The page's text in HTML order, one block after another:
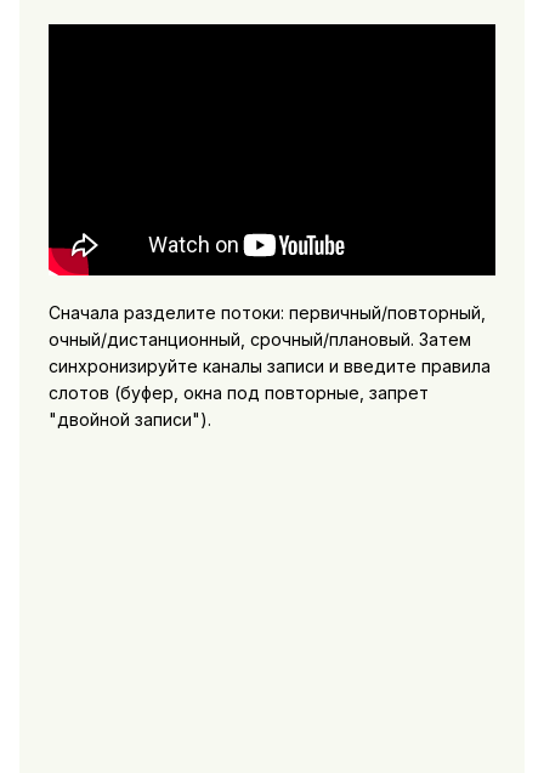
Сначала разделите потоки: первичный/повторный,
очный/дистанционный, срочный/плановый. Затем
синхронизируйте каналы записи и введите правила
слотов (буфер, окна под повторные, запрет
"двойной записи").